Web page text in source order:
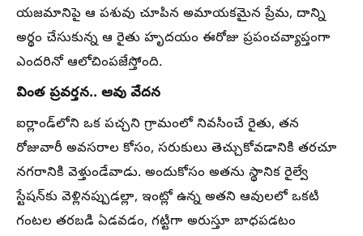
యజమానిపై ఆ పశువు చూపిన అమాయకమైన ప్రేమ, దాన్ని
అర్థం చేసుకున్న ఆ రైతు హృదయం ఈరోజు ప్రపంచవ్యాప్తంగా
ఎందరినో ఆలోచింపజేస్తోంది.
వింత ప్రవర్తన.. ఆవు వేదన
ఐర్లాండ్‌లోని ఒక పచ్చని గ్రామంలో నివసించే రైతు, తన
రోజువారీ అవసరాల కోసం, సరుకులు తెచ్చుకోవడానికి తరచూ
నగరానికి వెళ్తుండేవాడు. అందుకోసం అతను స్థానిక రైల్వే
స్టేషన్‌కు వెళ్లినప్పుడల్లా, ఇంట్లో ఉన్న అతని ఆవులలో ఒకటి
గంటల తరబడి ఏడవడం, గట్టిగా అరుస్తూ బాధపడటం